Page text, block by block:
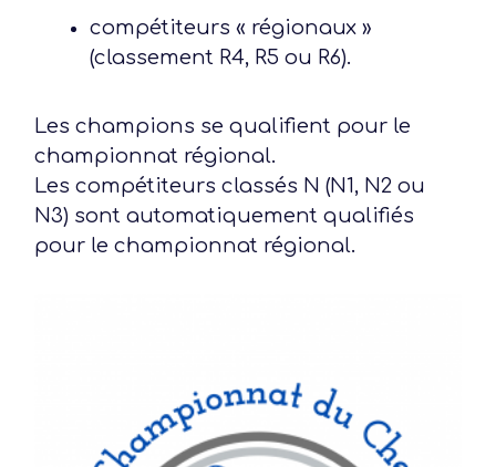
compétiteurs « régionaux »
(classement R4, R5 ou R6).
Les champions se qualifient pour le
championnat régional.
Les compétiteurs classés N (N1, N2 ou
N3) sont automatiquement qualifiés
pour le championnat régional.